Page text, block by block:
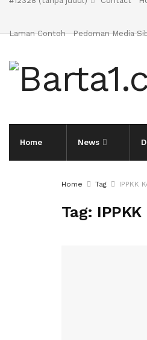
Laman Contoh Pedoman Media
Home News
Home Tag IPPKK
Tag: